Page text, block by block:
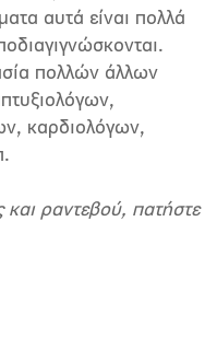
αυτά είναι πολλά
πολλών άλλων
καρδιολόγων,
και ραντεβού, πατήστε